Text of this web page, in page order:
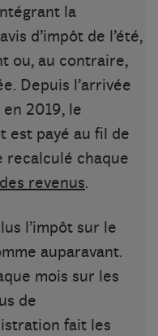
la
d’impôt de l’été,
ou, au contraire,
Depuis l’arrivée
2019, le
est payé au fil de
recalculé chaque
revenus.
l’impôt sur le
auparavant.
mois sur les
de
fait les